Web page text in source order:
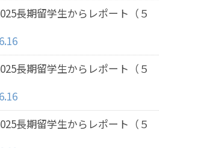
長期留学生からレポート（５
長期留学生からレポート（５
長期留学生からレポート（５